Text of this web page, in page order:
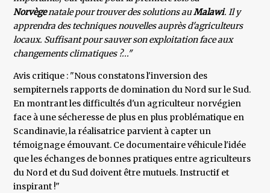
Norvègenatale pour trouver des solutions auMalawi. Il y
apprendra des techniques nouvelles auprès d'agriculteurs
locaux. Suffisant pour sauver son exploitation face aux
changements climatiques ?..."
Avis critique : "Nous constatons l'inversion des
sempiternels rapports de domination du Nord sur le Sud.
En montrant les difficultés d'un agriculteur norvégien
face à une sécheresse de plus en plus problématique en
Scandinavie, la réalisatrice parvient à capter un
témoignage émouvant. Ce documentaire véhicule l'idée
que les échanges de bonnes pratiques entre agriculteurs
du Nord et du Sud doivent être mutuels. Instructif et
inspirant !"